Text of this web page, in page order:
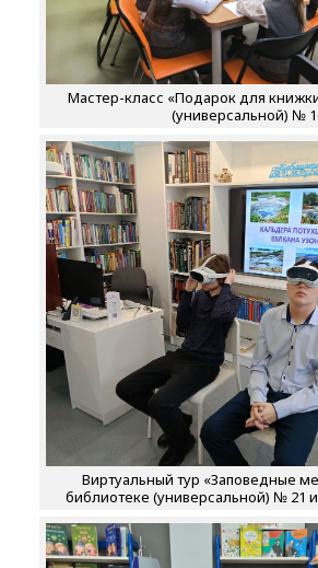
Мастер-класс «Подарок для
(универсальной) №
Виртуальный тур «Заповедные
библиотеке (универсальной) № 21